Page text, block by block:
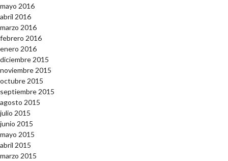
mayo 2016
abril 2016
marzo 2016
febrero 2016
enero 2016
diciembre 2015
noviembre 2015
octubre 2015
septiembre 2015
agosto 2015
julio 2015
junio 2015
mayo 2015
abril 2015
marzo 2015